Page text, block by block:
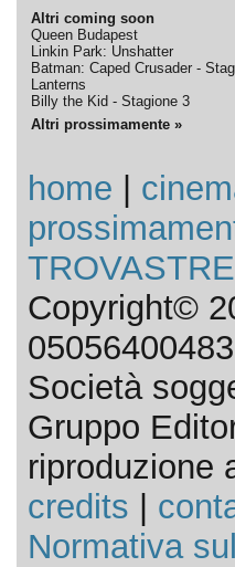
Altri coming soon
Queen Budapest
Linkin Park: Unshatter
Batman: Caped Crusader -
Lanterns
Billy the Kid - Stagione 3
Altri prossimamente »
home
Copyright©
Società
Gruppo
riproduzione
credits
Normativa